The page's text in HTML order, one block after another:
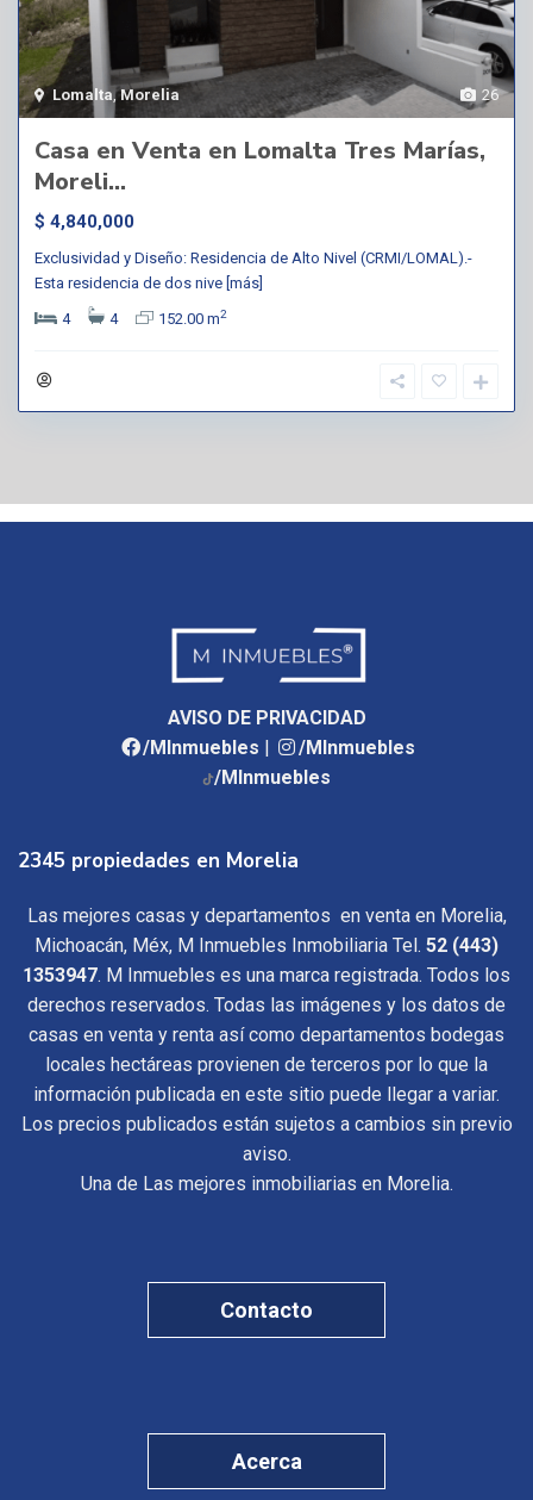
26
Lomalta,Morelia
Casa en Venta en Lomalta Tres Marías,
Moreli...
$ 4,840,000
Exclusividad y Diseño: Residencia de Alto Nivel (CRMI/LOMAL).-
Esta residencia de dos nive [más]
4
4 152.00 m2
AVISO DE PRIVACIDAD
/MInmuebles |
/MInmuebles
/MInmuebles
2345 propiedades en Morelia
Las mejores casas y departamentos en venta en Morelia,
Michoacán, Méx, M Inmuebles Inmobiliaria Tel. 52 (443)
1353947. M Inmuebles es una marca registrada. Todos los
derechos reservados. Todas las imágenes y los datos de
casas en venta y renta así como departamentos bodegas
locales hectáreas provienen de terceros por lo que la
información publicada en este sitio puede llegar a variar.
Los precios publicados están sujetos a cambios sin previo
aviso.
Una de Las mejores inmobiliarias en Morelia.